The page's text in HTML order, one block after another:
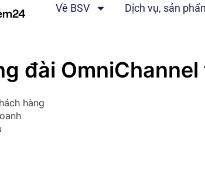
Về BSV Dịch vụ, sản
đài
hàng